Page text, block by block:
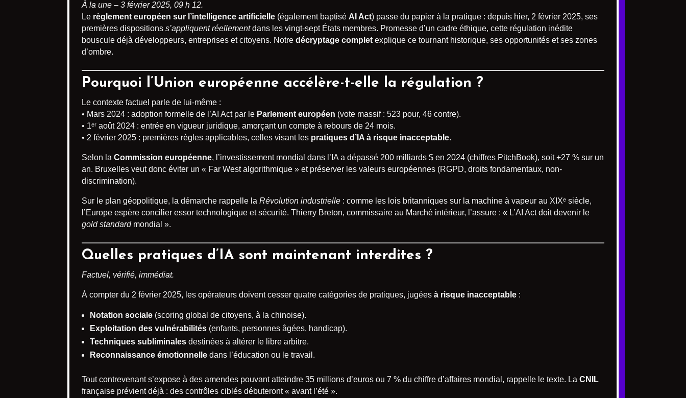
À la une – 3 février 2025, 09 h 12.
Le règlement européen sur l’intelligence artificielle (également baptisé AI Act) passe du papier à la pratique : depuis hier, 2 février 2025, ses
premières dispositions s’appliquent réellementdans les vingt-sept États membres. Promesse d’un cadre éthique, cette régulation inédite
bouscule déjà développeurs, entreprises et citoyens. Notre décryptage complet explique ce tournant historique, ses opportunités et ses zones
d’ombre.
Pourquoi l’Union européenne accélère-t-elle la régulation ?
Le contexte factuel parle de lui-même :
• Mars 2024 : adoption formelle de l’AI Act par le Parlement européen (vote massif : 523 pour, 46 contre).
• 1ᵉʳ août 2024 : entrée en vigueur juridique, amorçant un compte à rebours de 24 mois.
• 2 février 2025 : premières règles applicables, celles visant les pratiques d’IA à risque inacceptable.
Selon la Commission européenne, l’investissement mondial dans l’IA a dépassé 200 milliards $ en 2024 (chiffres PitchBook), soit +27 % sur un
an. Bruxelles veut donc éviter un « Far West algorithmique » et préserver les valeurs européennes (RGPD, droits fondamentaux, non-
discrimination).
Sur le plan géopolitique, la démarche rappelle la Révolution industrielle : comme les lois britanniques sur la machine à vapeur au XIXᵉ siècle,
l’Europe espère concilier essor technologique et sécurité. Thierry Breton, commissaire au Marché intérieur, l’assure : « L’AI Act doit devenir le
gold standardmondial ».
Quelles pratiques d’IA sont maintenant interdites ?
Factuel, vérifié, immédiat.
À compter du 2 février 2025, les opérateurs doivent cesser quatre catégories de pratiques, jugées à risque inacceptable :
Notation sociale (scoring global de citoyens, à la chinoise).
Exploitation des vulnérabilités (enfants, personnes âgées, handicap).
Techniques subliminales destinées à altérer le libre arbitre.
Reconnaissance émotionnelle dans l’éducation ou le travail.
Tout contrevenant s’expose à des amendes pouvant atteindre 35 millions d’euros ou 7 % du chiffre d’affaires mondial, rappelle le texte. La CNIL
française prévient déjà : des contrôles ciblés débuteront « avant l’été ».